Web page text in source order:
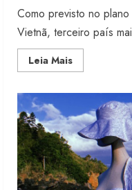
Como previsto no
Vietnã, terceiro país
Leia MaisRead
more
quarta
usina
de
reciclagem